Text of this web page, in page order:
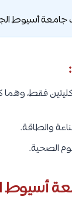
أسيوط
فقط، وهما
والطاقة.
الصحية.
أسيوط